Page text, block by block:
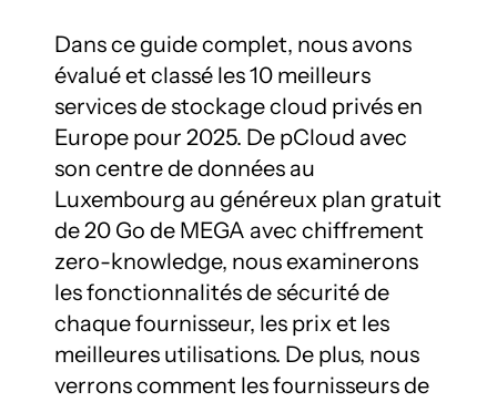
Dans ce guide complet, nous avons
évalué et classé les 10 meilleurs
services de stockage cloud privés en
Europe pour 2025. De pCloud avec
son centre de données au
Luxembourg au généreux plan gratuit
de 20 Go de MEGA avec chiffrement
zero-knowledge, nous examinerons
les fonctionnalités de sécurité de
chaque fournisseur, les prix et les
meilleures utilisations. De plus, nous
verrons comment les fournisseurs de